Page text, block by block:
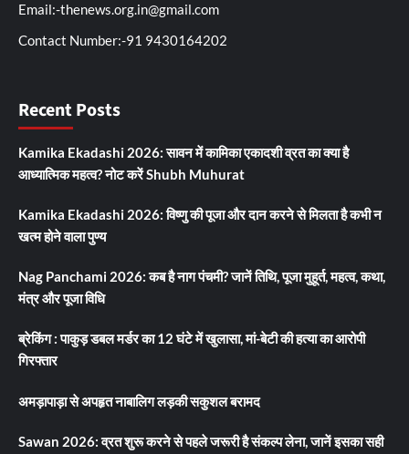
Email:-thenews.org.in@gmail.com
Contact Number:-91 9430164202
Recent Posts
Kamika Ekadashi 2026: सावन में कामिका एकादशी व्रत का क्या है
आध्यात्मिक महत्व? नोट करें Shubh Muhurat
Kamika Ekadashi 2026: विष्णु की पूजा और दान करने से मिलता है कभी न
खत्म होने वाला पुण्य
Nag Panchami 2026: कब है नाग पंचमी? जानें तिथि, पूजा मुहूर्त, महत्व, कथा,
मंत्र और पूजा विधि
ब्रेकिंग : पाकुड़ डबल मर्डर का 12 घंटे में खुलासा, मां-बेटी की हत्या का आरोपी
गिरफ्तार
अमड़ापाड़ा से अपहृत नाबालिग लड़की सकुशल बरामद
Sawan 2026: व्रत शुरू करने से पहले जरूरी है संकल्प लेना, जानें इसका सही